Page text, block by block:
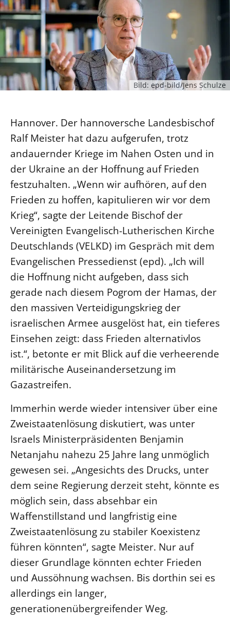
Bild: epd-bild/Jens Schulze
Hannover. Der hannoversche Landesbischof
Ralf Meister hat dazu aufgerufen, trotz
andauernder Kriege im Nahen Osten und in
der Ukraine an der Hoffnung auf Frieden
festzuhalten. „Wenn wir aufhören, auf den
Frieden zu hoffen, kapitulieren wir vor dem
Krieg“, sagte der Leitende Bischof der
Vereinigten Evangelisch-Lutherischen Kirche
Deutschlands (VELKD) im Gespräch mit dem
Evangelischen Pressedienst (epd). „Ich will
die Hoffnung nicht aufgeben, dass sich
gerade nach diesem Pogrom der Hamas, der
den massiven Verteidigungskrieg der
israelischen Armee ausgelöst hat, ein tieferes
Einsehen zeigt: dass Frieden alternativlos
ist.“, betonte er mit Blick auf die verheerende
militärische Auseinandersetzung im
Gazastreifen.
Immerhin werde wieder intensiver über eine
Zweistaatenlösung diskutiert, was unter
Israels Ministerpräsidenten Benjamin
Netanjahu nahezu 25 Jahre lang unmöglich
gewesen sei. „Angesichts des Drucks, unter
dem seine Regierung derzeit steht, könnte es
möglich sein, dass absehbar ein
Waffenstillstand und langfristig eine
Zweistaatenlösung zu stabiler Koexistenz
führen könnten“, sagte Meister. Nur auf
dieser Grundlage könnten echter Frieden
und Aussöhnung wachsen. Bis dorthin sei es
allerdings ein langer,
generationenübergreifender Weg.
Kirche und Finanzen
Personalausschuss
LANDESKIRCHENAMT
Willkommen
Kollegium
Rechnungsprüfungsamt
Fachstelle Sexualisierte Gewalt
Beschwerdestellen
Kirchenämter
Gleichstellung
Datenschutz
Geschäftsstelle Landessynode
LANDESSYNODE
27. Landessynode
Kontakt
Hintergrund
MITARBEIT
Ehrenamt
Beruf
Freie Stellen
SERVICE
Älterwerden im Pfarrberuf
Beteiligungsverfahren
Beschwerdestellen
Ephoralbüro
Finanzplanung
Fundraising
IT-Service
Corporate Design
Interventionsplan
Jahresgespräche
Kantine Speiseplan
Evangelische Kirche
Lutherische Kirche
Glaubensbekenntnis
Positionen
Ökumene
Gegen Gewalt
KLIMASCHUTZ
Nachhaltigkeit
Erneuerbare Energien
Mobilität
Gebäude
Impressum
Datenschutz
Kontakt
Barrierefreiheit
Presse
Freie Stellen
Suche